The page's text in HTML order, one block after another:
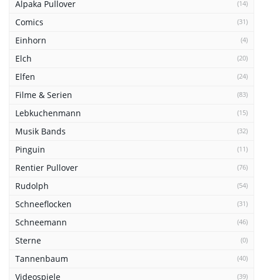
Alpaka Pullover (14)
Comics (31)
Einhorn (4)
Elch (20)
Elfen (24)
Filme & Serien (83)
Lebkuchenmann (15)
Musik Bands (32)
Pinguin (11)
Rentier Pullover (76)
Rudolph (54)
Schneeflocken (31)
Schneemann (46)
Sterne (0)
Tannenbaum (40)
Videospiele (39)